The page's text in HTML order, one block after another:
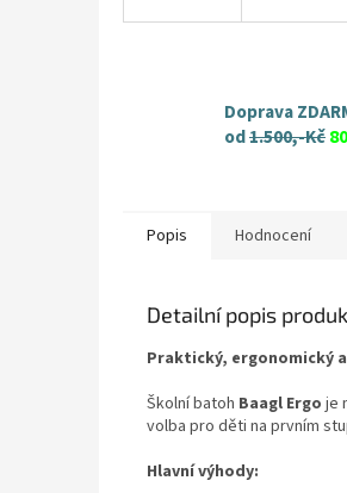
Doprava
od1.500,-Kč
Popis Hodnocení
Detailní popis
Praktický, ergonomický
Školní batoh Baagl Ergo je
volba pro děti na prvním
Hlavní výhody: